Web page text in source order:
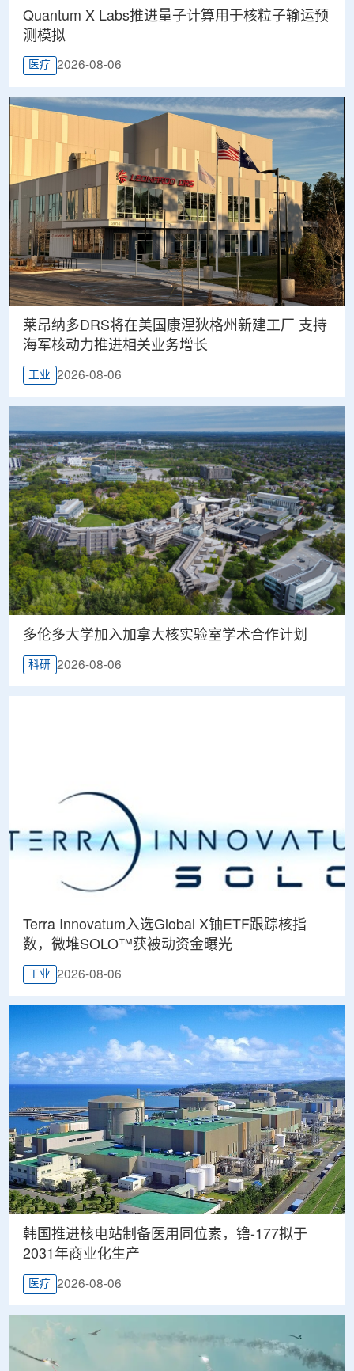
Quantum X Labs推进量子计算用于核粒子输运预
测模拟
医疗 2026-08-06
莱昂纳多DRS将在美国康涅狄格州新建工厂 支持
海军核动力推进相关业务增长
工业 2026-08-06
多伦多大学加入加拿大核实验室学术合作计划
科研 2026-08-06
Terra Innovatum入选Global X铀ETF跟踪核指
数，微堆SOLO™获被动资金曝光
工业 2026-08-06
韩国推进核电站制备医用同位素，镥-177拟于
2031年商业化生产
医疗 2026-08-06